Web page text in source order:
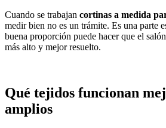
Cuando se trabajan cortinas a medida
medir bien no es un trámite. Es una parte
buena proporción puede hacer que el
más alto y mejor resuelto.
Qué tejidos funcionan
amplios